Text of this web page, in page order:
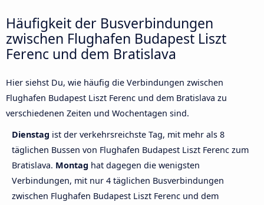
Häufigkeit der Busverbindungen
zwischen Flughafen Budapest Liszt
Ferenc und dem Bratislava
Hier siehst Du, wie häufig die Verbindungen zwischen
Flughafen Budapest Liszt Ferenc und dem Bratislava zu
verschiedenen Zeiten und Wochentagen sind.
Dienstag ist der verkehrsreichste Tag, mit mehr als 8
täglichen Bussen von Flughafen Budapest Liszt Ferenc zum
Bratislava. Montag hat dagegen die wenigsten
Verbindungen, mit nur 4 täglichen Busverbindungen
zwischen Flughafen Budapest Liszt Ferenc und dem